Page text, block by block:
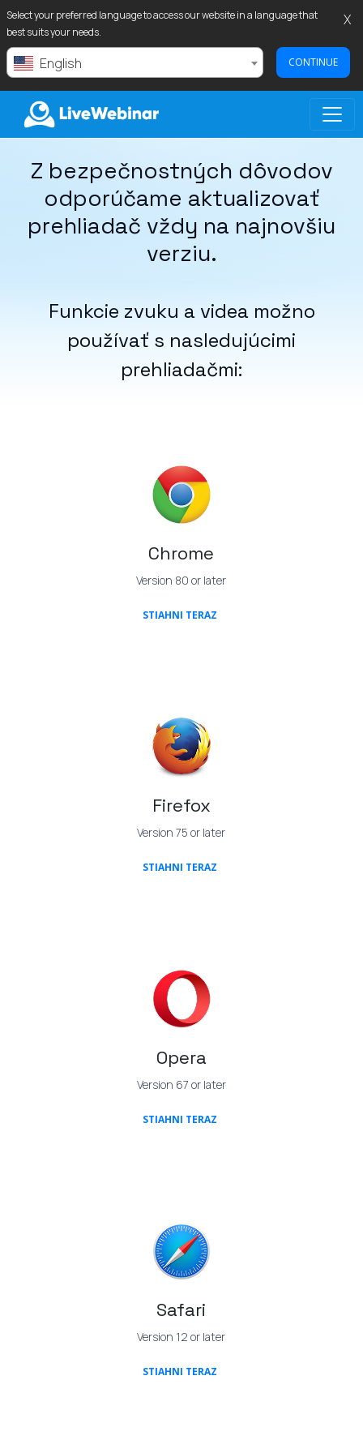
Select your preferred language to access our website in a language that
best suits your needs.
English CONTINUE
X
LIVEWEBINAR.COM
Z bezpečnostných dôvodov
odporúčame aktualizovať
prehliadač vždy na najnovšiu
verziu.
Funkcie zvuku a videa možno
používať s nasledujúcimi
prehliadačmi:
Chrome
Version 80 or later
STIAHNI TERAZ(OPENS IN A NEW TAB)
Firefox
Version 75 or later
STIAHNI TERAZ(OPENS IN A NEW TAB)
Opera
Version 67 or later
STIAHNI TERAZ(OPENS IN A NEW TAB)
Safari
Version 12 or later
STIAHNI TERAZ(OPENS IN A NEW TAB)